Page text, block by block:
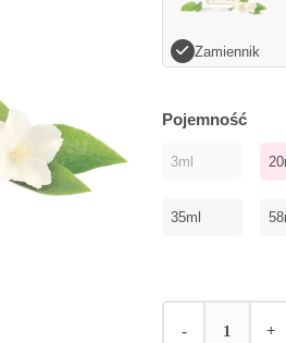
Zamiennik
Pojemność
3ml
35ml
- +